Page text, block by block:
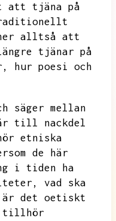
att tjäna på
alltså att
tjänar på
hur poesi och
säger mellan
till nackdel
etniska
de här
i tiden ha
vad ska
är det oetiskt
tillhör